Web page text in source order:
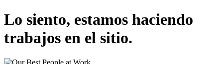
Lo siento, estamos haciendo
trabajos en el sitio.